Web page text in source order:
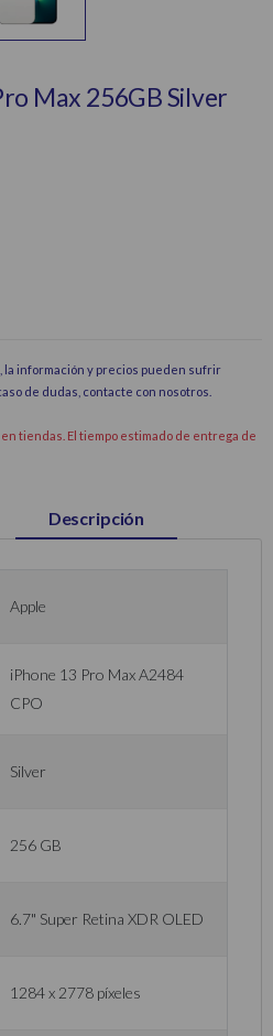
Max 256GB Silver
la información y precios pueden sufrir
de dudas, contacte con nosotros.
tiendas. El tiempo estimado de entrega de
Descripción
Apple
iPhone 13 Pro Max A2484
CPO
Silver
256 GB
6.7" Super Retina XDR OLED
1284 x 2778 píxeles